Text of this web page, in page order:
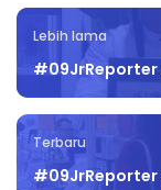
Lebih lama
#09JrReporter
Terbaru
#09JrReporter